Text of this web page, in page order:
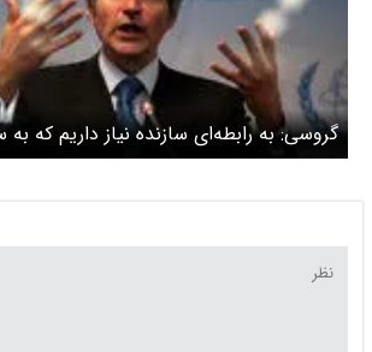
گروسی: به رابطه‌ای سازنده نیاز داریم که
کند